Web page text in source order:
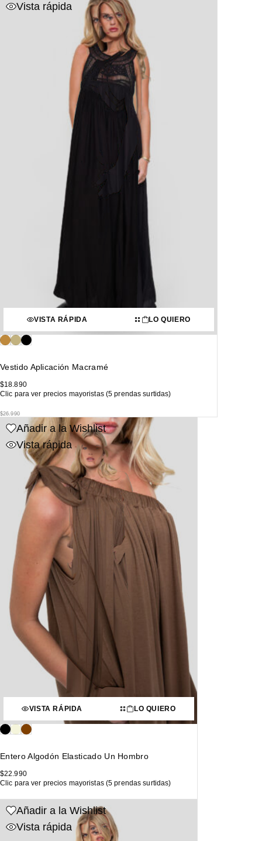
Vista rápida
VISTA RÁPIDA LO QUIERO
Vestido Aplicación Macramé
$26.990
$18.890
Clic para ver precios mayoristas (5 prendas surtidas)
Añadir a la Wishlist
Vista rápida
VISTA RÁPIDA LO QUIERO
Entero Algodón Elasticado Un Hombro
$22.990
Clic para ver precios mayoristas (5 prendas surtidas)
Añadir a la Wishlist
Vista rápida